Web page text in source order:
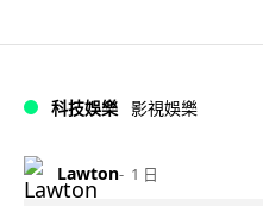
科技娛樂 影視娛樂
Lawton 1 日